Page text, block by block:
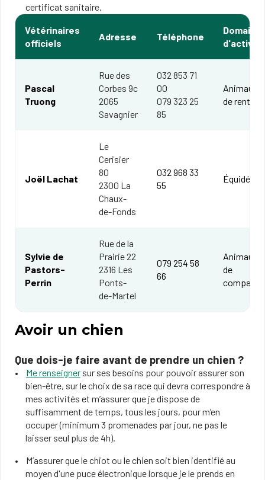
certificat sanitaire.
Vétérinaires
officiels
Adresse Téléphone
Domaine
d'activité
Pascal
Truong
Rue des
Corbes 9c
2065
Savagnier
032 853 71
00
079 323 25
85
Animaux
de rente
Joël Lachat
Le
Cerisier
80
2300 La
Chaux-
de-Fonds
032 968 33
55
Équidés
Sylvie de
Pastors-
Perrin
Rue de la
Prairie 22
2316 Les
Ponts-
de-Martel
079 254 58
66
Animaux
de
Avoir un chien
Que dois-je faire avant de prendre un chien ?
Me renseignersur ses besoins pour pouvoir assurer son
bien-être, sur le choix de sa race qui devra correspondre à
mes activités et m’assurer que je dispose de
suffisamment de temps, tous les jours, pour m’en
occuper (minimum 3 promenades par jour, ne pas le
laisser seul plus de 4h).
M’assurer que le chiot ou le chien soit bien identifié au
moyen d'une puce électronique lorsque je le prends en